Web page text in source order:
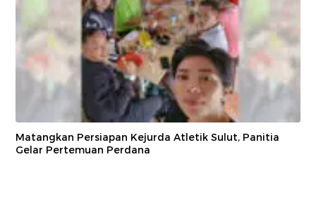
Matangkan Persiapan Kejurda Atletik Sulut, Panitia
Gelar Pertemuan Perdana